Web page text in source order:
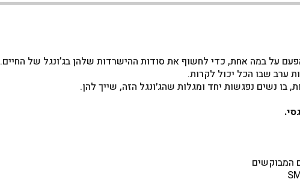
על במה אחת, כדי לחשוף את סודות ההישרדות שלהן בג’ונגל של החיים.
ערב שבו הכל יכול לקרות.
נשים נפגשות יחד ומגלות שהג׳ונגל הזה, שייך להן.
המבוקשים